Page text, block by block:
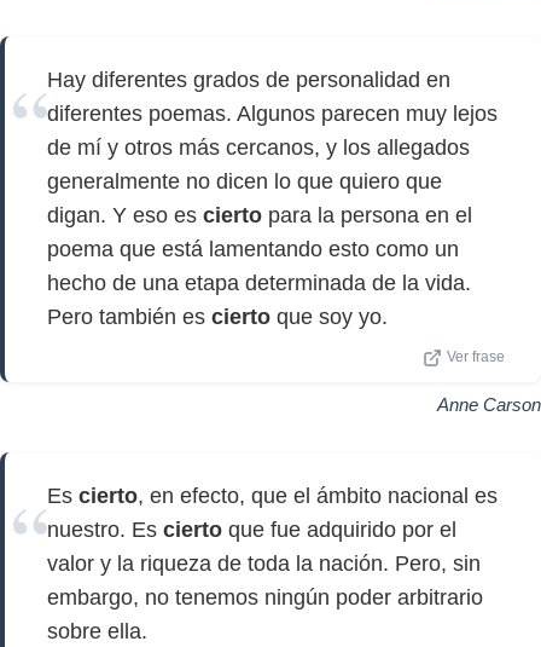
Hay diferentes grados de personalidad en
diferentes poemas. Algunos parecen muy lejos
de mí y otros más cercanos, y los allegados
generalmente no dicen lo que quiero que
digan. Y eso es cierto para la persona en el
poema que está lamentando esto como un
hecho de una etapa determinada de la vida.
Pero también es cierto que soy yo.
Ver frase
Anne Carson
Es cierto, en efecto, que el ámbito nacional es
nuestro. Es cierto que fue adquirido por el
valor y la riqueza de toda la nación. Pero, sin
embargo, no tenemos ningún poder arbitrario
sobre ella.